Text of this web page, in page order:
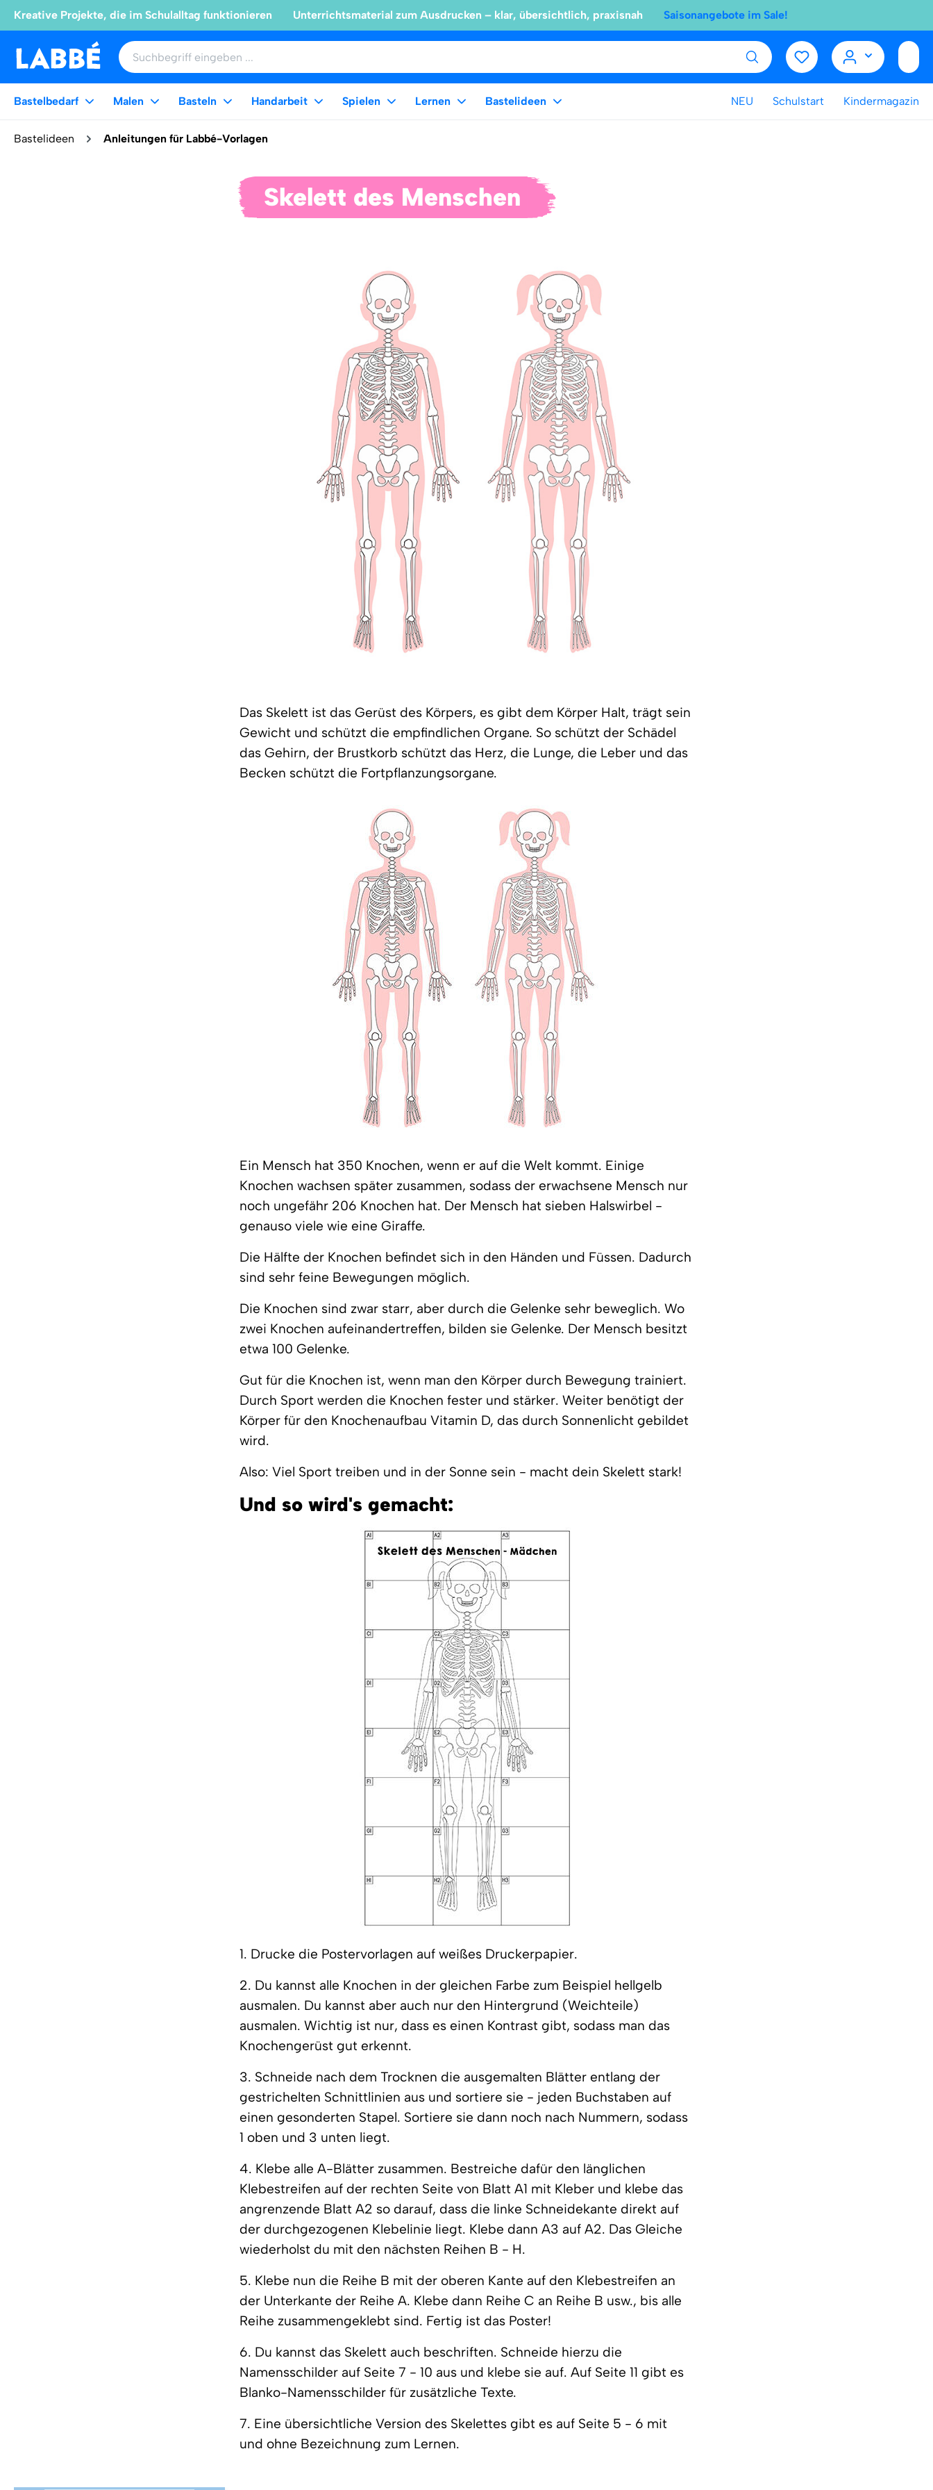
Kreative Projekte, die im Schulalltag funktionieren Unterrichtsmaterial zum Ausdrucken – klar, übersichtlich, praxisnah Saisonangebote im Sale!
Bastelbedarf Malen Basteln Handarbeit Spielen Lernen Bastelideen NEU Schulstart Kindermagazin
Bastelideen Anleitungen für Labbé-Vorlagen
Skelett des Menschen
Das Skelett ist das Gerüst des Körpers, es gibt dem Körper Halt, trägt sein
Gewicht und schützt die empfindlichen Organe. So schützt der Schädel
das Gehirn, der Brustkorb schützt das Herz, die Lunge, die Leber und das
Becken schützt die Fortpflanzungsorgane.
Ein Mensch hat 350 Knochen, wenn er auf die Welt kommt. Einige
Knochen wachsen später zusammen, sodass der erwachsene Mensch nur
noch ungefähr 206 Knochen hat. Der Mensch hat sieben Halswirbel -
genauso viele wie eine Giraffe.
Die Hälfte der Knochen befindet sich in den Händen und Füssen. Dadurch
sind sehr feine Bewegungen möglich.
Die Knochen sind zwar starr, aber durch die Gelenke sehr beweglich. Wo
zwei Knochen aufeinandertreffen, bilden sie Gelenke. Der Mensch besitzt
etwa 100 Gelenke.
Gut für die Knochen ist, wenn man den Körper durch Bewegung trainiert.
Durch Sport werden die Knochen fester und stärker. Weiter benötigt der
Körper für den Knochenaufbau Vitamin D, das durch Sonnenlicht gebildet
wird.
Also: Viel Sport treiben und in der Sonne sein - macht dein Skelett stark!
Und so wird's gemacht:
1. Drucke die Postervorlagen auf weißes Druckerpapier.
2. Du kannst alle Knochen in der gleichen Farbe zum Beispiel hellgelb
ausmalen. Du kannst aber auch nur den Hintergrund (Weichteile)
ausmalen. Wichtig ist nur, dass es einen Kontrast gibt, sodass man das
Knochengerüst gut erkennt.
3. Schneide nach dem Trocknen die ausgemalten Blätter entlang der
gestrichelten Schnittlinien aus und sortiere sie - jeden Buchstaben auf
einen gesonderten Stapel. Sortiere sie dann noch nach Nummern, sodass
1 oben und 3 unten liegt.
4. Klebe alle A-Blätter zusammen. Bestreiche dafür den länglichen
Klebestreifen auf der rechten Seite von Blatt A1 mit Kleber und klebe das
angrenzende Blatt A2 so darauf, dass die linke Schneidekante direkt auf
der durchgezogenen Klebelinie liegt. Klebe dann A3 auf A2. Das Gleiche
wiederholst du mit den nächsten Reihen B - H.
5. Klebe nun die Reihe B mit der oberen Kante auf den Klebestreifen an
der Unterkante der Reihe A. Klebe dann Reihe C an Reihe B usw., bis alle
Reihe zusammengeklebt sind. Fertig ist das Poster!
6. Du kannst das Skelett auch beschriften. Schneide hierzu die
Namensschilder auf Seite 7 - 10 aus und klebe sie auf. Auf Seite 11 gibt es
Blanko-Namensschilder für zusätzliche Texte.
7. Eine übersichtliche Version des Skelettes gibt es auf Seite 5 - 6 mit
und ohne Bezeichnung zum Lernen.